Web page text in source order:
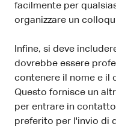
facilmente per
organizzare un
Infine, si deve
dovrebbe essere
contenere il nome e il
Questo fornisce un
per entrare in
preferito per l'invio di